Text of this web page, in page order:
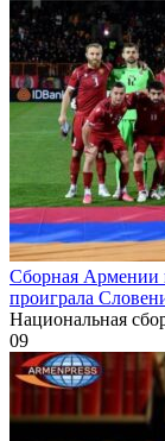
Сборная Армении
проиграла
Национальная
09